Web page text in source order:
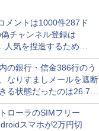
メントは1000件287ド
チャンネル登録は
気を捏造するための
中
の銀行・信金386行のう
なりすましメールを遮断
る状態だったのは26.7％
どまる～GMOブランド
ュリティ調査
ローラのSIMフリー
スマホが2万円切